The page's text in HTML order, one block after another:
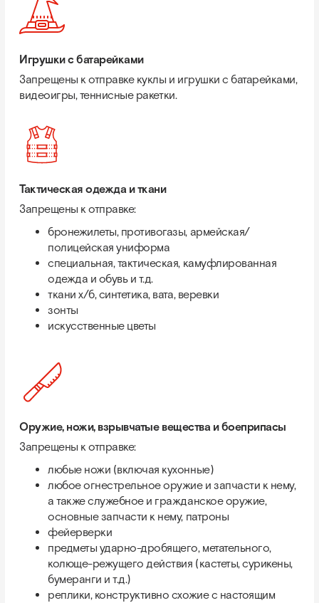
Игрушки с батарейками
Запрещены к отправке куклы и игрушки с батарейками,
видеоигры, теннисные ракетки.
Тактическая одежда и ткани
Запрещены к отправке:
бронежилеты, противогазы, армейская/
полицейская униформа
cпециальная, тактическая, камуфлированная
одежда и обувь и т.д.
ткани х/б, синтетика, вата, веревки
зонты
искусственные цветы
Оружие, ножи, взрывчатые вещества и боеприпасы
Запрещены к отправке:
любые ножи (включая кухонные)
любое огнестрельное оружие и запчасти к нему,
а также служебное и гражданское оружие,
основные запчасти к нему, патроны
фейерверки
предметы ударно-дробящего, метательного,
колюще-режущего действия (кастеты, сурикены,
бумеранги и т.д.)
реплики, конструктивно схожие с настоящим